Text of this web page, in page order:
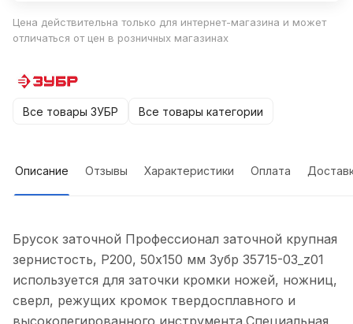
Цена действительна только для интернет-магазина и может
отличаться от цен в розничных магазинах
Все товары ЗУБР Все товары категории
Описание Отзывы Характеристики Оплата
Брусок заточной Профессионал заточной крупная
зернистость, Р200, 50х150 мм Зубр 35715-03_z01
используется для заточки кромки ножей, ножниц,
сверл, режущих кромок твердосплавного и